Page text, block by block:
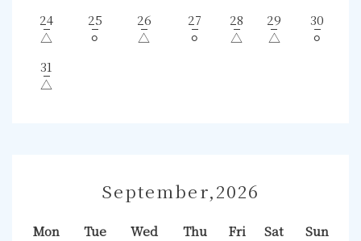
24
△
25
⚪︎
26
△
27
⚪︎
28
△
29
△
30
⚪︎
31
△
September,2026
Mon Tue Wed Thu Fri Sat Sun